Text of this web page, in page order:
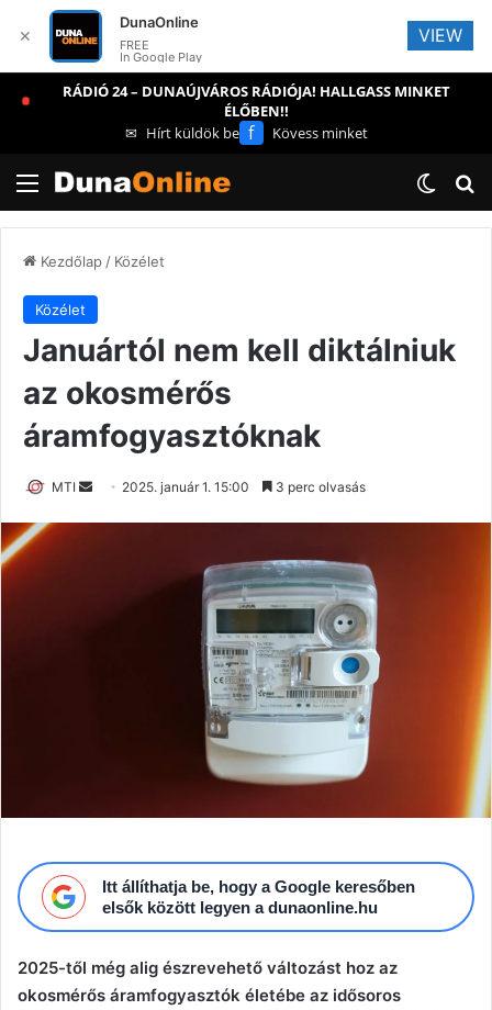
RÁDIÓ 24 – DUNAÚJVÁROS RÁDIÓJA! HALLGASS MINKET
ÉLŐBEN!!
✉ Hírt küldök be f Kövess minket
Menü
Kezdőlap/ Közélet
Közélet
Januártól nem kell diktálniuk
az okosmérős
áramfogyasztóknak
MTI
Send 2025. január 1. 15:00 3 perc olvasás
Itt állíthatja be, hogy a Google keresőben
elsők között legyen a dunaonline.hu
2025-től még alig észrevehető változást hoz az
okosmérős áramfogyasztók életébe az idősoros
✕
DunaOnline
FREE
In Google Play
VIEW